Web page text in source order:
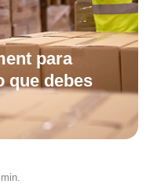
para
que debes